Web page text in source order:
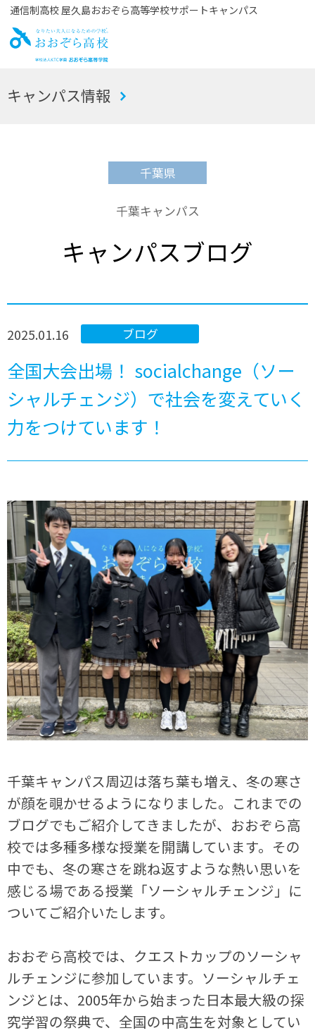
通信制高校 屋久島おおぞら高等学校サポートキャンパス
お
キャンパス情報
千葉県
千葉キャンパス
キャンパスブログ
ブログ
2025.01.16
全国大会出場！ socialchange（ソー
シャルチェンジ）で社会を変えていく
力をつけています！
千葉キャンパス周辺は落ち葉も増え、冬の寒さ
が顔を覗かせるようになりました。これまでの
ブログでもご紹介してきましたが、おおぞら高
校では多種多様な授業を開講しています。その
中でも、冬の寒さを跳ね返すような熱い思いを
感じる場である授業「ソーシャルチェンジ」に
ついてご紹介いたします。
おおぞら高校では、クエストカップのソーシャ
ルチェンジに参加しています。ソーシャルチェ
ンジとは、2005年から始まった日本最大級の探
究学習の祭典で、全国の中高生を対象としてい